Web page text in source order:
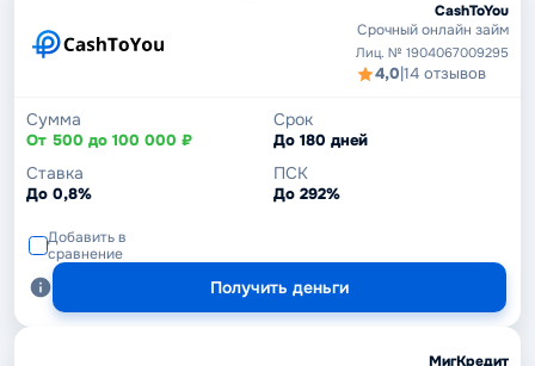
CashToYou
Срочный онлайн займ
Лиц. № 1904067009295
4,0|14 отзывов
Сумма
От 500 до 100 000 ₽
Срок
До 180 дней
Ставка
До 0,8%
ПСК
До 292%
Добавить в
сравнение
Получить деньги
МигКредит